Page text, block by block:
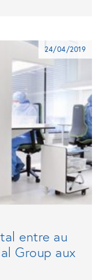
24/04/2019
entre au
Group aux